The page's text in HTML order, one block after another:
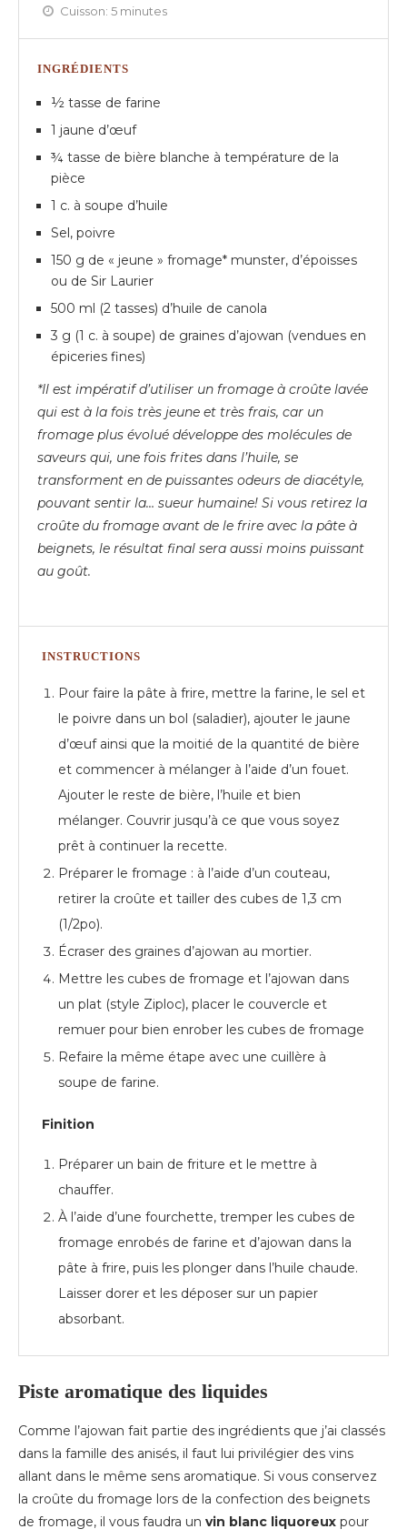
Cuisson: 5 minutes
INGRÉDIENTS
½ tasse de farine
1 jaune d’œuf
¾ tasse de bière blanche à température de la
pièce
1 c. à soupe d’huile
Sel, poivre
150 g de « jeune » fromage* munster, d’époisses
ou de Sir Laurier
500 ml (2 tasses) d’huile de canola
3 g (1 c. à soupe) de graines d’ajowan (vendues en
épiceries fines)
*Il est impératif d’utiliser un fromage à croûte lavée
qui est à la fois très jeune et très frais, car un
fromage plus évolué développe des molécules de
saveurs qui, une fois frites dans l’huile, se
transforment en de puissantes odeurs de diacétyle,
pouvant sentir la… sueur humaine! Si vous retirez la
croûte du fromage avant de le frire avec la pâte à
beignets, le résultat final sera aussi moins puissant
au goût.
INSTRUCTIONS
Pour faire la pâte à frire, mettre la farine, le sel et
le poivre dans un bol (saladier), ajouter le jaune
d’œuf ainsi que la moitié de la quantité de bière
et commencer à mélanger à l’aide d’un fouet.
Ajouter le reste de bière, l’huile et bien
mélanger. Couvrir jusqu’à ce que vous soyez
prêt à continuer la recette.
Préparer le fromage : à l’aide d’un couteau,
retirer la croûte et tailler des cubes de 1,3 cm
(1/2po).
Écraser des graines d’ajowan au mortier.
Mettre les cubes de fromage et l’ajowan dans
un plat (style Ziploc), placer le couvercle et
remuer pour bien enrober les cubes de fromage
Refaire la même étape avec une cuillère à
soupe de farine.
Finition
Préparer un bain de friture et le mettre à
chauffer.
À l’aide d’une fourchette, tremper les cubes de
fromage enrobés de farine et d’ajowan dans la
pâte à frire, puis les plonger dans l’huile chaude.
Laisser dorer et les déposer sur un papier
absorbant.
Piste aromatique des liquides
Comme l’ajowan fait partie des ingrédients que j’ai classés
dans la famille des anisés, il faut lui privilégier des vins
allant dans le même sens aromatique. Si vous conservez
la croûte du fromage lors de la confection des beignets
de fromage, il vous faudra un vin blanc liquoreux pour